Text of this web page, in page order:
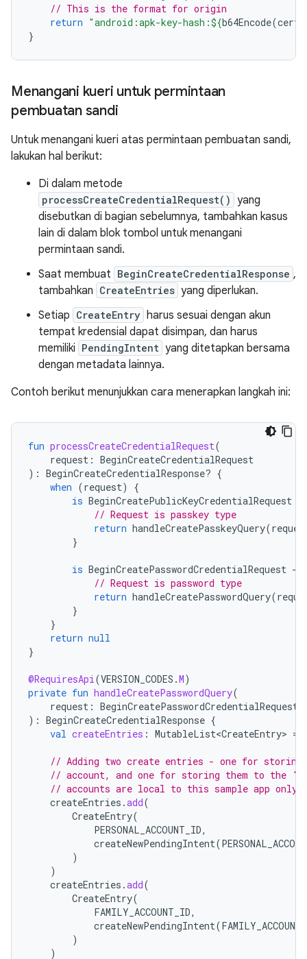
// This is the format for origin
return "android:apk-key-hash:${b64Encode(
}
Menangani kueri untuk permintaan
pembuatan sandi
Untuk menangani kueri atas permintaan pembuatan sandi,
lakukan hal berikut:
Di dalam metode
processCreateCredentialRequest() yang
disebutkan di bagian sebelumnya, tambahkan kasus
lain di dalam blok tombol untuk menangani
permintaan sandi.
Saat membuat BeginCreateCredentialResponse ,
tambahkan CreateEntries yang diperlukan.
Setiap CreateEntry harus sesuai dengan akun
tempat kredensial dapat disimpan, dan harus
memiliki PendingIntent yang ditetapkan bersama
dengan metadata lainnya.
Contoh berikut menunjukkan cara menerapkan langkah ini:
fun processCreateCredentialRequest(
request : BeginCreateCredentialRequest
): BeginCreateCredentialResponse? {
when (request)
{
is BeginCreatePublicKeyCredentialRequest
// Request is passkey type
return handleCreatePasskeyQuery(
}
is BeginCreatePasswordCredentialRequest -
// Request is password type
return handleCreatePasswordQuery(
}
}
return null
}
@RequiresApi(VERSION_CODES .M)
private fun handleCreatePasswordQuery(
request : BeginCreatePasswordCredentialRequest
): BeginCreateCredentialResponse {
val createEntries : MutableList<CreateEntry> =
// Adding two create entries - one for
// account, and one for storing them to the
// accounts are local to this sample app only.
createEntries .add(
CreateEntry(
PERSONAL_ACCOUNT_ID,
createNewPendingIntent(
)
)
createEntries .add(
CreateEntry(
FAMILY_ACCOUNT_ID,
createNewPendingIntent(
)
)